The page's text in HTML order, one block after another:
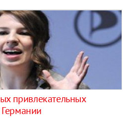
привлекательных